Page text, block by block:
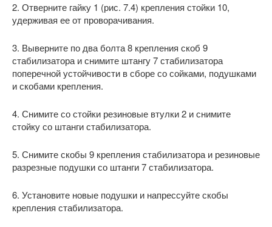
2. Отверните гайку 1 (рис. 7.4) крепления стойки 10,
удерживая ее от проворачивания.
3. Выверните по два болта 8 крепления скоб 9
стабилизатора и снимите штангу 7 стабилизатора
поперечной устойчивости в сборе со сойками, подушками
и скобами крепления.
4. Снимите со стойки резиновые втулки 2 и снимите
стойку со штанги стабилизатора.
5. Снимите скобы 9 крепления стабилизатора и резиновые
разрезные подушки со штанги 7 стабилизатора.
6. Установите новые подушки и напрессуйте скобы
крепления стабилизатора.